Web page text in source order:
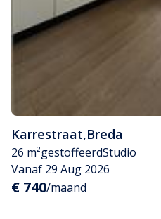
Karrestraat,Breda
26 m²gestoffeerdStudio
Vanaf 29 Aug 2026
€ 740/maand